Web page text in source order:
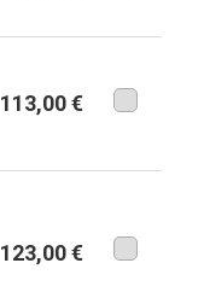
113,00 €
123,00 €